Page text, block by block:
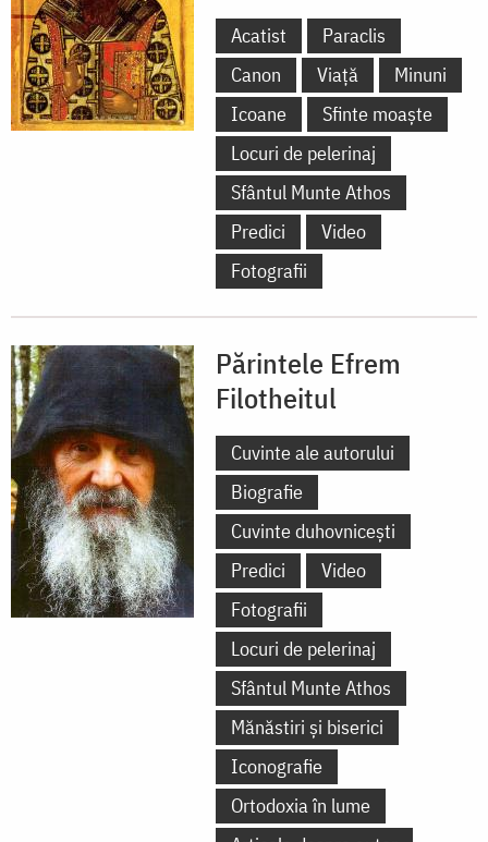
Acatist
Paraclis
Canon
Viață
Minuni
Icoane
Sfinte moaște
Locuri de pelerinaj
Sfântul Munte Athos
Predici
Video
Fotografii
Părintele Efrem
Filotheitul
Cuvinte ale autorului
Biografie
Cuvinte duhovnicești
Predici
Video
Fotografii
Locuri de pelerinaj
Sfântul Munte Athos
Mănăstiri și biserici
Iconografie
Ortodoxia în lume